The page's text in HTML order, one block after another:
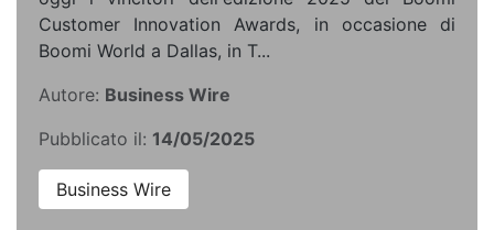
Customer Innovation Awards, in occasione di
Boomi World a Dallas, in T...
Autore: Business Wire
Pubblicato il: 14/05/2025
Business Wire